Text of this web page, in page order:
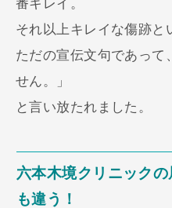
番キレイ。
それ以上キレイな傷跡と
ただの宣伝文句であって
せん。」
と言い放たれました。
六本木境クリニック
も違う！